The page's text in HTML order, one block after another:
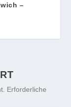
–
Erforderliche